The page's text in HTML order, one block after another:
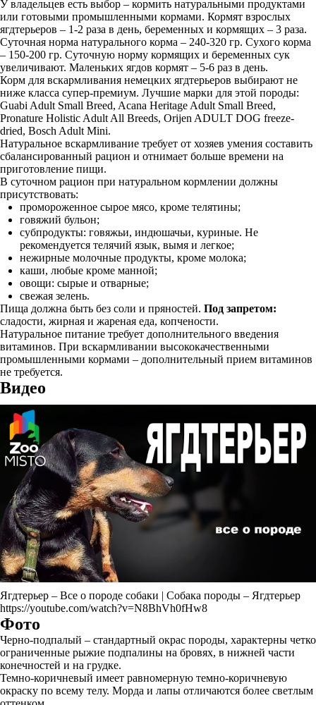
У владельцев есть выбор – кормить натуральными продуктами
или готовыми промышленными кормами. Кормят взрослых
ягдтерьеров – 1-2 раза в день, беременных и кормящих – 3 раза.
Суточная норма натурального корма – 240-320 гр. Сухого корма
– 150-200 гр. Суточную норму кормящих и беременных сук
увеличивают. Маленьких ягдов кормят – 5-6 раз в день.
Корм для вскармливания немецких ягдтерьеров выбирают не
ниже класса супер-премиум. Лучшие марки для этой породы:
Guabi Adult Small Breed, Acana Heritage Adult Small Breed,
Pronature Holistic Adult All Breeds, Orijen ADULT DOG freezе-
dried, Bosch Adult Mini.
Натуральное вскармливание требует от хозяев умения составить
сбалансированный рацион и отнимает больше времени на
приготовление пищи.
В суточном рацион при натуральном кормлении должны
присутствовать:
промороженное сырое мясо, кроме телятины;
говяжий бульон;
субпродукты: говяжьи, индюшачьи, куриные. Не
рекомендуется телячий язык, вымя и легкое;
нежирные молочные продукты, кроме молока;
каши, любые кроме манной;
овощи: сырые и отварные;
свежая зелень.
Пища должна быть без соли и пряностей. Под запретом:
сладости, жирная и жареная еда, копчености.
Натуральное питание требует дополнительного введения
витаминов. При вскармливании высококачественными
промышленными кормами – дополнительный прием витаминов
не требуется.
Видео
Ягдтерьер – Все о породе собаки | Собака породы – Ягдтерьер
https://youtube.com/watch?v=N8BhVh0fHw8
Фото
Черно-подпалый – стандартный окрас породы, характерны четко
ограниченные рыжие подпалины на бровях, в нижней части
конечностей и на грудке.
Темно-коричневый имеет равномерную темно-коричневую
окраску по всему телу. Морда и лапы отличаются более светлым